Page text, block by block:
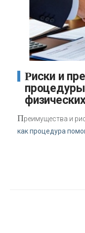
Риски и преимущества
Преимущества и
как процедура